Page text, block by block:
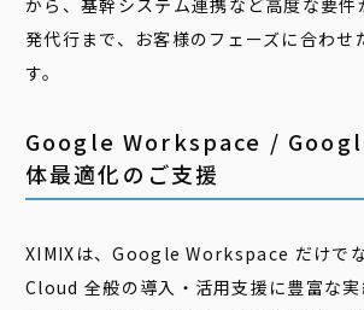
から、基幹システム連携など高度な要件
発代行まで、お客様のフェーズに合わせ
す。
Google Workspace /
体最適化のご支援
XIMIXは、Google Workspace だけで
Cloud 全般の導入・活用支援に豊富な実